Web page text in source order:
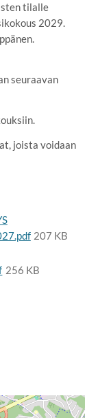
tilalle
2029.
seuraavan
joista voidaan
207 KB
256 KB